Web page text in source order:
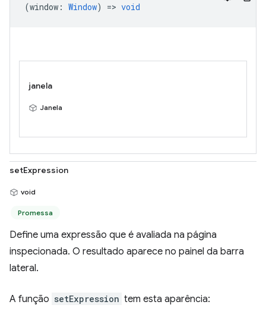
(window : Window) => void
janela
Janela
setExpression
void
Promessa
Define uma expressão que é avaliada na página
inspecionada. O resultado aparece no painel da barra
lateral.
A função setExpression tem esta aparência: